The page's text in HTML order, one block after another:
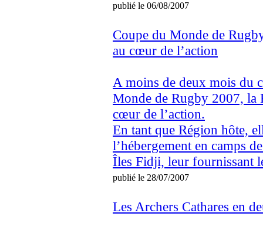
publié le 06/08/2007
Coupe du Monde de
au cœur de l’action
A moins de deux mois du
Monde de Rugby 2007, la
cœur de l’action.
En tant que Région hôte,
l’hébergement en camps
Îles Fidji, leur fournissant
publié le 28/07/2007
Les Archers Cathares en